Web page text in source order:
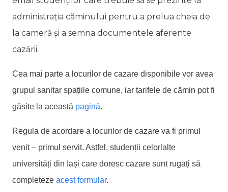
administrația căminului pentru a prelua cheia de
la cameră și a semna documentele aferente
cazării.
Cea mai parte a locurilor de cazare disponibile vor avea
grupul sanitar spațiile comune, iar tarifele de cămin pot fi
găsite la această pagină.
Regula de acordare a locurilor de cazare va fi primul
venit – primul servit. Astfel, studenții celorlalte
universități din Iași care doresc cazare sunt rugați să
completeze acest formular.